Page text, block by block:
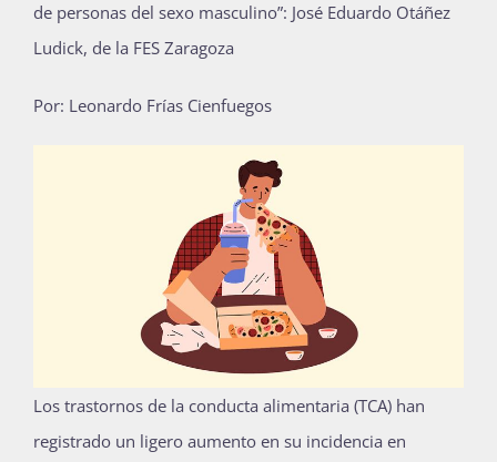
Bienvenida generación 2027-1
de personas del sexo masculino”: José Eduardo Otáñez
Ludick, de la FES Zaragoza
Por: Leonardo Frías Cienfuegos
L os trastornos de la conducta alimentaria (TCA) han
registrado un ligero aumento en su incidencia en